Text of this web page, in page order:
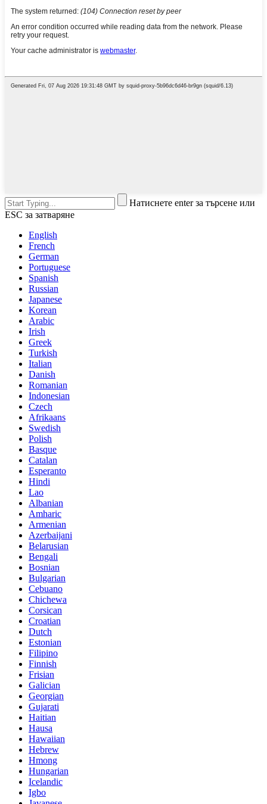
Натиснете enter за търсене или
ESC за затваряне
English
French
German
Portuguese
Spanish
Russian
Japanese
Korean
Arabic
Irish
Greek
Turkish
Italian
Danish
Romanian
Indonesian
Czech
Afrikaans
Swedish
Polish
Basque
Catalan
Esperanto
Hindi
Lao
Albanian
Amharic
Armenian
Azerbaijani
Belarusian
Bengali
Bosnian
Bulgarian
Cebuano
Chichewa
Corsican
Croatian
Dutch
Estonian
Filipino
Finnish
Frisian
Galician
Georgian
Gujarati
Haitian
Hausa
Hawaiian
Hebrew
Hmong
Hungarian
Icelandic
Igbo